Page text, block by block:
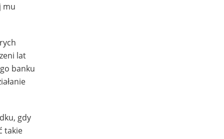
mu
lat
banku
gdy
takie